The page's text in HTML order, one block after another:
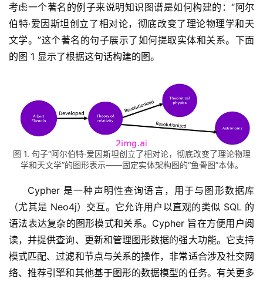
考虑一个著名的例子来说明知识图谱是如何构建的：“阿尔
伯特·爱因斯坦创立了相对论，彻底改变了理论物理学和天
文学。”这个著名的句子展示了如何提取实体和关系。下面
的图 1 显示了根据这句话构建的图。
图 1. 句子“阿尔伯特·爱因斯坦创立了相对论，彻底改变了理论物理
学和天文学”的图形表示——固定实体架构图的“鱼骨图”本体。
Cypher 是一种声明性查询语言，用于与图形数据库
（尤其是 Neo4j）交互。它允许用户以直观的类似 SQL 的
语法表达复杂的图形模式和关系。Cypher 旨在方便用户阅
读，并提供查询、更新和管理图形数据的强大功能。它支持
模式匹配、过滤和节点与关系的操作，非常适合涉及社交网
络、推荐引擎和其他基于图形的数据模型的任务。有关更多